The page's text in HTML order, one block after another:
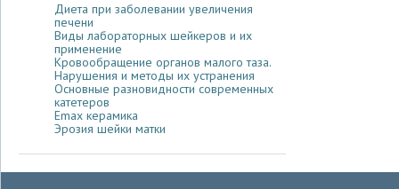
Диета при заболевании увеличения
печени
Виды лабораторных шейкеров и их
применение
Кровообращение органов малого таза.
Нарушения и методы их устранения
Основные разновидности современных
катетеров
Emax керамика
Эрозия шейки матки